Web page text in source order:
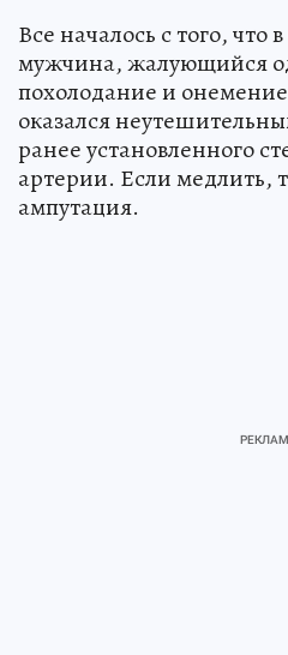
Все началось с того, что
мужчина, жалующийся
похолодание и
оказался
ранее установленного
артерии. Если медлить,
ампутация.